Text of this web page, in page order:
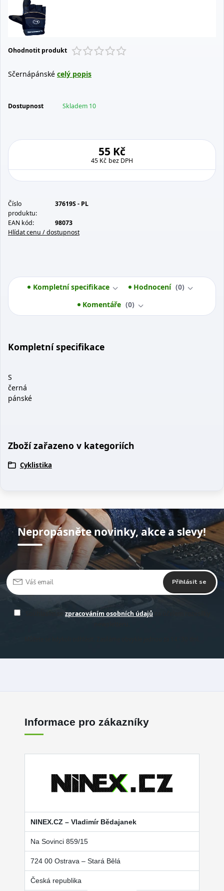
Ohodnotit produkt
Sčernápánské celý popis
Dostupnost Skladem 10
55 Kč
45 Kč bez DPH
Číslo
produktu:
37619S - PL
EAN kód:
98073
Hlídat cenu / dostupnost
Kompletní specifikace Hodnocení
0
Komentáře
0
Kompletní specifikace
S
černá
pánské
Zboží zařazeno v kategoriích
Cyklistika
Nepropásněte novinky, akce a slevy!
Přihlásit se
zpracováním osobních údajů
Informace pro zákazníky
NINEX.CZ – Vladimír Bědajanek
Na Sovinci 859/15
724 00 Ostrava – Stará Bělá
Česká republika